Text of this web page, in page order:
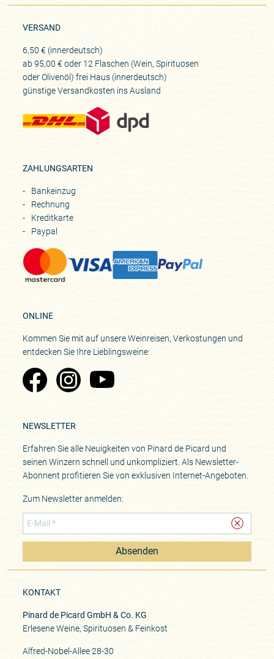
VERSAND
6,50 € (innerdeutsch)
ab 95,00 € oder 12 Flaschen (Wein, Spirituosen
oder Olivenöl) frei Haus (innerdeutsch)
günstige Versandkosten ins Ausland
ZAHLUNGSARTEN
Bankeinzug
Rechnung
Kreditkarte
Paypal
ONLINE
Kommen Sie mit auf unsere Weinreisen, Verkostungen und
entdecken Sie Ihre Lieblingsweine:
Zu Pinard's Facebook-Seite
Zu Pinard's Instagram-Seite
Zu Pinard's YouTube-Seite
NEWSLETTER
Erfahren Sie alle Neuigkeiten von Pinard de Picard und
seinen Winzern schnell und unkompliziert. Als Newsletter-
Abonnent profitieren Sie von exklusiven Internet-Angeboten.
Zum Newsletter anmelden:
Absenden
KONTAKT
Pinard de Picard GmbH & Co. KG
Erlesene Weine, Spirituosen & Feinkost
Alfred-Nobel-Allee 28-30